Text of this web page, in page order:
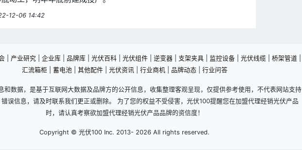
12-06 14:42
| 产业研究| 企业库| 品牌库| 光伏百科| 光伏组件| 逆变器| 支架夹具| 监控设备| 光伏线缆 桥架管道
汇流箱柜
蓄电池| 其他配件| 光伏资讯| 行业商机| 品牌动态| 行业问答
和数据，是基于互联网大数据及品牌方的公开信息，收集整理客观呈现，仅提供参考使用，不代表网站支持
误信息，请及时联系我们更正或删除。 为了您的权益不受侵害，光伏100提醒您在加盟代理经销光伏产品
时，请认真考察欲加盟代理经销光伏产品品牌的资信度！
Copyright © 光伏100 Inc. 2013- 2026 All rights reserved.